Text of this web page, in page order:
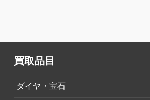
買取品目
ダイヤ・宝石